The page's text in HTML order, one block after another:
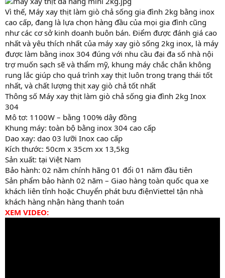
Vì thế, Máy xay thịt làm giò chả sống gia đình 2kg bằng inox
cao cấp, đang là lựa chọn hàng đầu của mọi gia đình cũng
như các cơ sở kinh doanh buôn bán. Điểm được đánh giá cao
nhất và yêu thích nhất của máy xay giò sống 2kg inox, là máy
được làm bằng inox 304 đúng với nhu cầu đại đa số nhà nội
trợ muốn sạch sẽ và thẩm mỹ, khung máy chắc chắn không
rung lắc giúp cho quá trình xay thịt luôn trong trạng thái tốt
nhất, và chất lượng thịt xay giò chả tốt nhất
Thông số Máy xay thịt làm giò chả sống gia đình 2kg Inox
304
Mô tơ: 1100W – bằng 100% dây đồng
Khung máy: toàn bộ bằng inox 304 cao cấp
Dao xay: dao 03 lưỡi Inox cao cấp
Kích thước: 50cm x 35cm xx 13,5kg
Sản xuất: tại Việt Nam
Bảo hành: 02 năm chính hãng 01 đổi 01 năm đầu tiên
Sản phẩm bảo hành 02 năm – Giao hàng toàn quốc qua xe
khách liên tỉnh hoặc Chuyển phát bưu điệnViettel tận nhà
khách hàng nhận hàng thanh toán
XEM VIDEO: